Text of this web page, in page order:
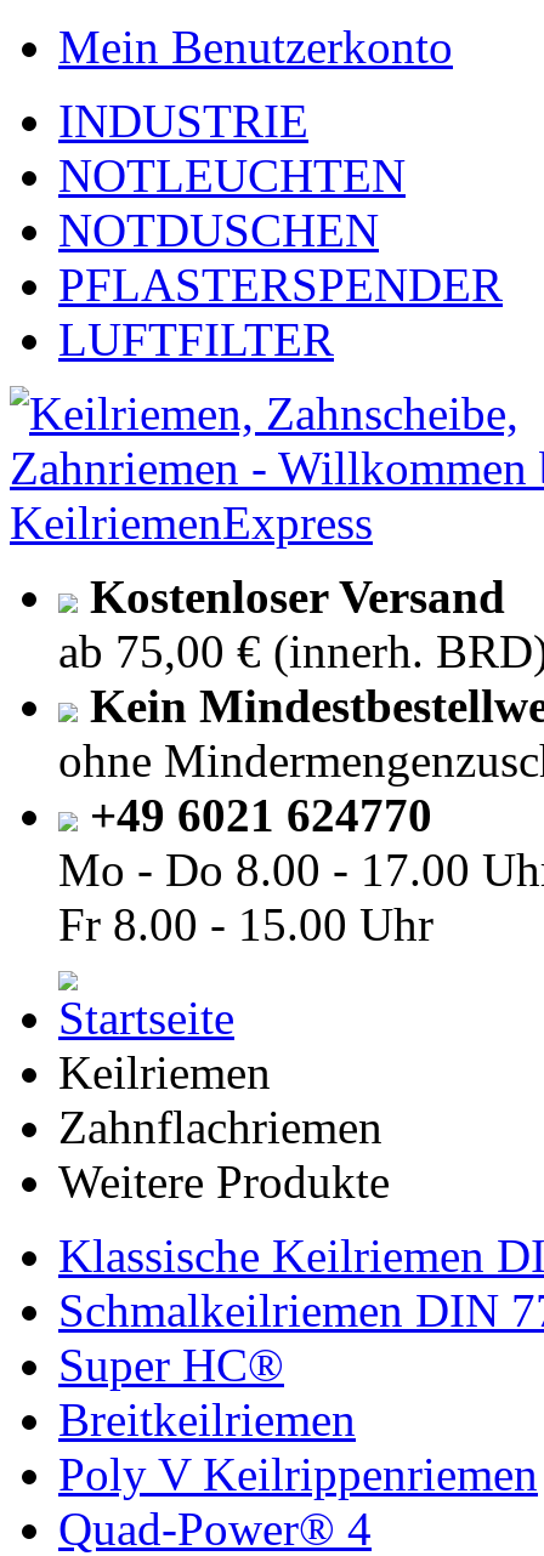
Mein Benutzerkonto
INDUSTRIE
NOTLEUCHTEN
NOTDUSCHEN
PFLASTERSPENDER
LUFTFILTER
Kostenloser Versand
ab 75,00 € (innerh.
Kein
ohne
+49 6021 624770
Mo - Do 8.00 - 17.00
Fr 8.00 - 15.00 Uhr
Keilriemen
Zahnflachriemen
Weitere Produkte
Klassische Keilriemen
Schmalkeilriemen DIN
Super HC®
Breitkeilriemen
Poly V Keilrippenriemen
Quad-Power® 4